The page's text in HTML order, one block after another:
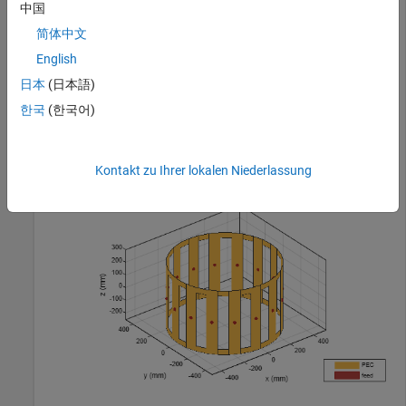
        Conductor: [1×1 metal]
             Tilt: 0
         TiltAxis: [1 0 0]
             Load: [1×1 lumpedElement]
中国
简体中文
English
日本 (日本語)
한국 (한국어)
Kontakt zu Ihrer lokalen Niederlassung